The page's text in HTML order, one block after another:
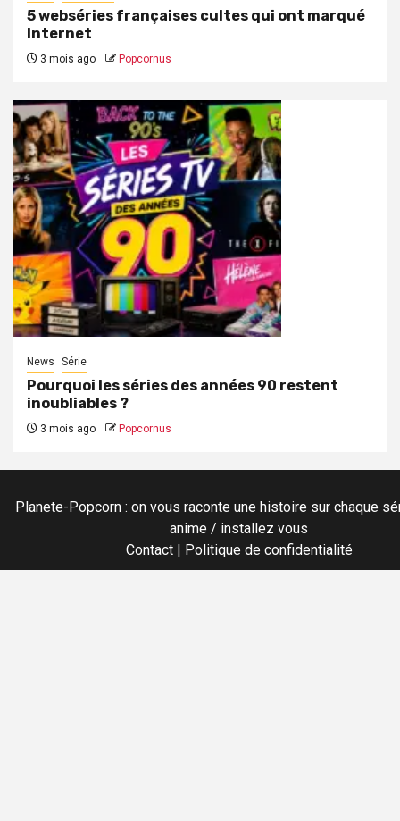
5 webséries françaises cultes qui ont marqué
Internet
3 mois ago Popcornus
News Série
Pourquoi les séries des années 90 restent
inoubliables ?
3 mois ago Popcornus
Planete-Popcorn : on vous raconte une histoire sur chaque
anime / installez vous
Contact| Politique de confidentialité